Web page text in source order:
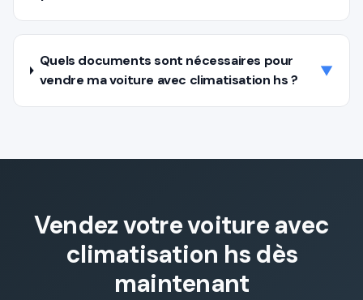
Quels documents sont nécessaires pour
vendre ma voiture avec climatisation hs ?
▼
Vendez votre voiture avec
climatisation hs dès
maintenant